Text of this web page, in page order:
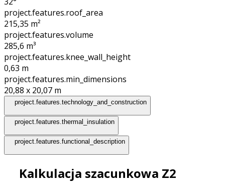
project.features.roof_area
215,35 m²
project.features.volume
285,6 m³
project.features.knee_wall_height
0,63 m
project.features.min_dimensions
20,88 x 20,07 m
project.features.technology_and_construction
project.features.thermal_insulation
project.features.functional_description
Kalkulacja szacunkowa Z2